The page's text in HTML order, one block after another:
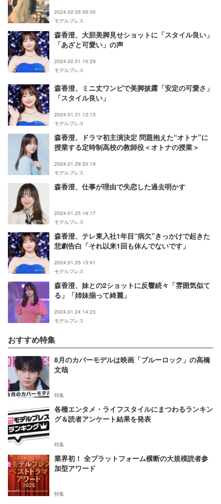
2024.02.05 05:00
モデルプレス
森香澄、大胆美脚見せショットに「スタイル良い」
「あざと可愛い」の声
2024.02.01 10:29
モデルプレス
森香澄、ミニ丈ワンピで美脚披露「安定の可愛さ」
「スタイル良い」
2024.01.31 12:13
モデルプレス
森香澄、ドラマ初主演決定 問題抱えた“オトナ”に
授業する定時制高校の教師役＜オトナの授業＞
2024.01.29 20:19
モデルプレス
森香澄、仕事が理由で失恋した過去明かす
2024.01.25 16:17
モデルプレス
森香澄、テレ東入社1年目“病欠”きっかけで起きた
悲劇告白「それ以来1回も休んでないです」
2024.01.25 13:41
モデルプレス
森香澄、妹との2ショットに反響続々「雰囲気似て
る」「姉妹揃って綺麗」
2024.01.24 14:23
モデルプレス
おすすめ特集
8月のカバーモデルは映画「ブルーロック」の高橋
文哉
特集
各種エンタメ・ライフスタイルにまつわるランキン
グ＆読者アンケート結果を発表
特集
業界初！ 全プラットフォーム横断の大規模読者参
加型アワード
特集